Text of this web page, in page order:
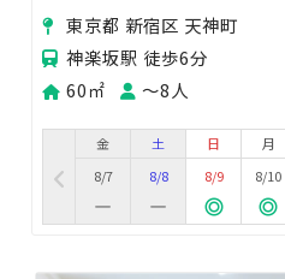
東京都 新宿区 天神町
神楽坂駅 徒歩6分
60㎡
〜8人
金
8/7
土
8/8
日
8/9
月
8/10